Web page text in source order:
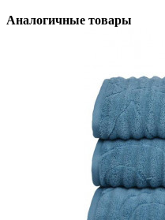
Аналогичные товары